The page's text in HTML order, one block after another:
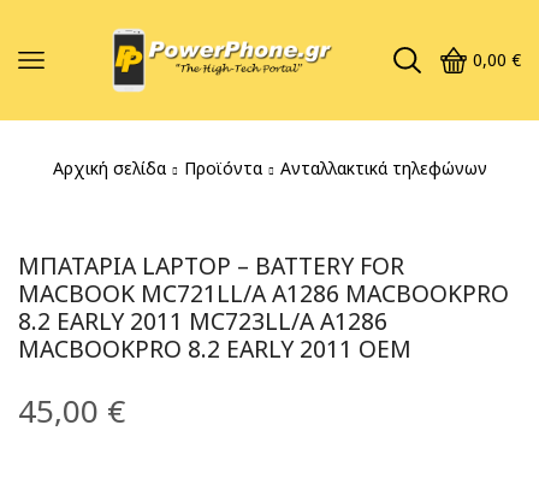
0,00 €
Αρχική σελίδα Προϊόντα Ανταλλακτικά τηλεφώνων
ΜΠΑΤΑΡΊΑ LAPTOP – BATTERY FOR
MACBOOK MC721LL/A A1286 MACBOOKPRO
8.2 EARLY 2011 MC723LL/A A1286
MACBOOKPRO 8.2 EARLY 2011 OEM
45,00 €